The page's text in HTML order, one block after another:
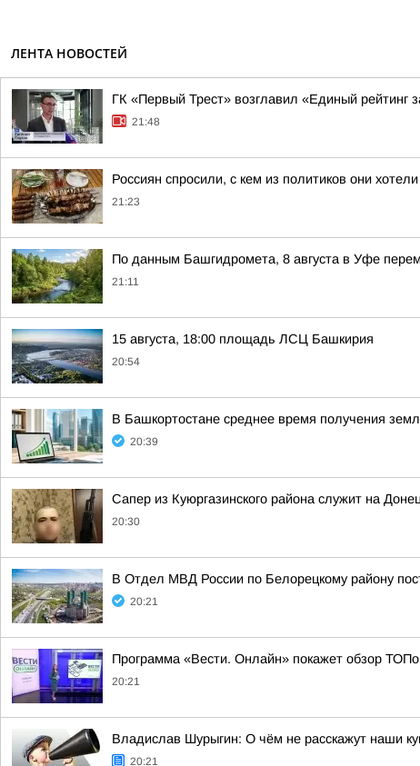
ЛЕНТА НОВОСТЕЙ
ГК «Первый Трест» возглавил «Единый рейтинг
21:48
Россиян спросили, с кем из политиков они
21:23
По данным Башгидромета, 8 августа в Уфе
21:11
15 августа, 18:00 площадь ЛСЦ Башкирия
20:54
В Башкортостане среднее время получения
20:39
Сапер из Куюргазинского района служит на
20:30
В Отдел МВД России по Белорецкому району
20:21
Программа «Вести. Онлайн» покажет обзор
20:21
Владислав Шурыгин: О чём не расскажут наши
20:21